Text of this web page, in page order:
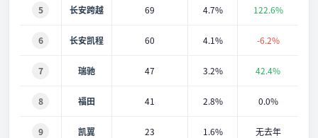
5 长安跨越 69 4.7% 122.6%
6 长安凯程 60 4.1% -6.2%
7 瑞驰 47 3.2% 42.4%
8 福田 41 2.8% 0.0%
9 凯翼 23 1.6% 无去年